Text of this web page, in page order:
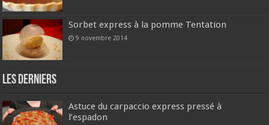
Sorbet express à la pomme Tentation
9 novembre 2014
Les derniers
Astuce du carpaccio express pressé à
l’espadon